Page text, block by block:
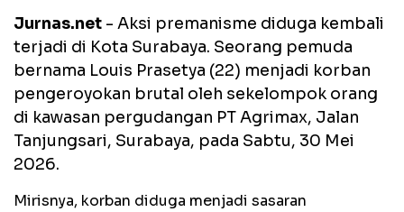
Jurnas.net - Aksi premanisme diduga kembali
terjadi di Kota Surabaya. Seorang pemuda
bernama Louis Prasetya (22) menjadi korban
pengeroyokan brutal oleh sekelompok orang
di kawasan pergudangan PT Agrimax, Jalan
Tanjungsari, Surabaya, pada Sabtu, 30 Mei
2026.
Mirisnya, korban diduga menjadi sasaran